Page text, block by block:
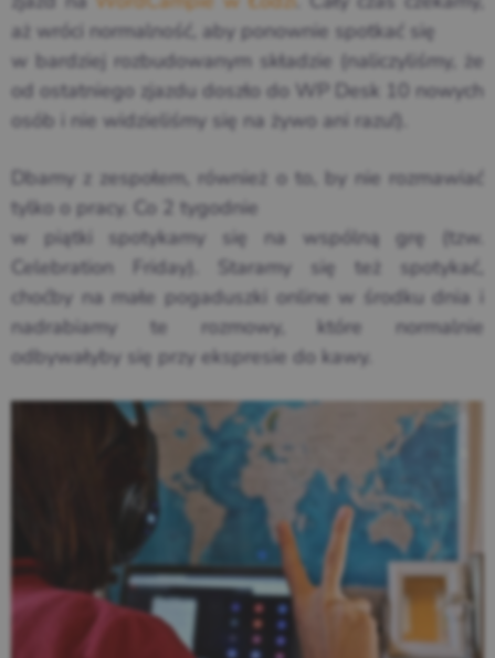
aż wróci normalność, aby ponownie spotkać się
w bardziej rozbudowanym składzie (naliczyliśmy, że
od ostatniego zjazdu doszło do WP Desk 10 nowych
osób i nie widzieliśmy się na żywo ani razu!).
Dbamy z zespołem, również o to, by nie rozmawiać
tylko o pracy. Co 2 tygodnie
w piątki spotykamy się na wspólną grę (tzw.
Celebration Friday). Staramy się też spotykać,
choćby na małe pogaduszki online w środku dnia i
nadrabiamy te rozmowy, które normalnie
odbywałyby się przy ekspresie do kawy.